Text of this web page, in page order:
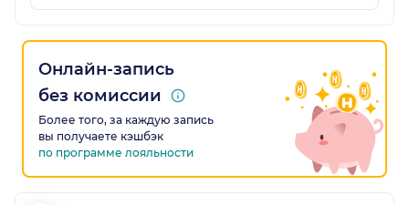
Онлайн-запись
без комиссии
Более того, за каждую запись
вы получаете кэшбэк
по программе лояльности